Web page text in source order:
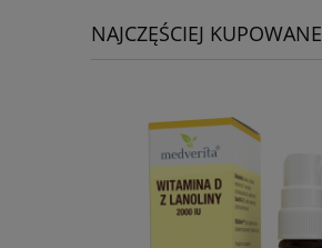
NAJCZĘŚCIEJ KUPOWANE